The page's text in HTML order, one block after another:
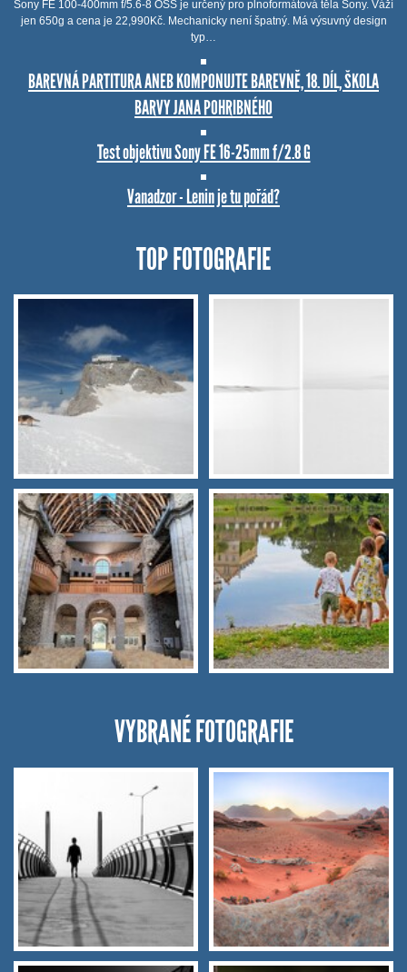
Sony FE 100-400mm f/5.6-8 OSS je určený pro plnoformátová těla Sony. Váží
jen 650g a cena je 22,990Kč. Mechanicky není špatný. Má výsuvný design
typ…
BAREVNÁ PARTITURA ANEB KOMPONUJTE BAREVNĚ, 18. DÍL, ŠKOLA
BARVY JANA POHRIBNÉHO
Test objektivu Sony FE 16-25mm f/2.8 G
Vanadzor - Lenin je tu pořád?
TOP FOTOGRAFIE
VYBRANÉ FOTOGRAFIE